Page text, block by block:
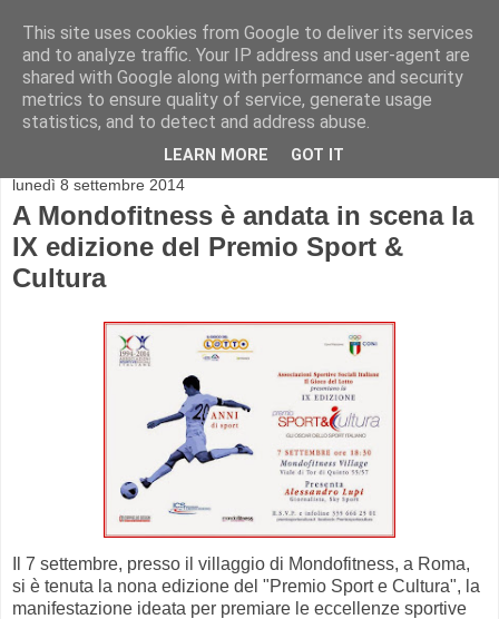
lunedì 8 settembre 2014
A Mondofitness è andata in scena la
IX edizione del Premio Sport &
Cultura
Il 7 settembre, presso il villaggio di Mondofitness, a Roma,
si è tenuta la nona edizione del "Premio Sport e Cultura", la
manifestazione ideata per premiare le eccellenze sportive
This site uses cookies from Google to deliver its services
and to analyze traffic. Your IP address and user-agent are
shared with Google along with performance and security
metrics to ensure quality of service, generate usage
statistics, and to detect and address abuse.
LEARN MORE GOT IT